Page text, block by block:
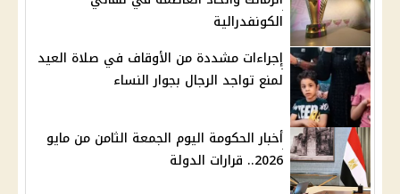
الكونفدرالية
إجراءات مشددة من الأوقاف في صلاة العيد
لمنع تواجد الرجال بجوار النساء
أخبار الحكومة اليوم الجمعة الثامن من مايو
2026.. قرارات الدولة